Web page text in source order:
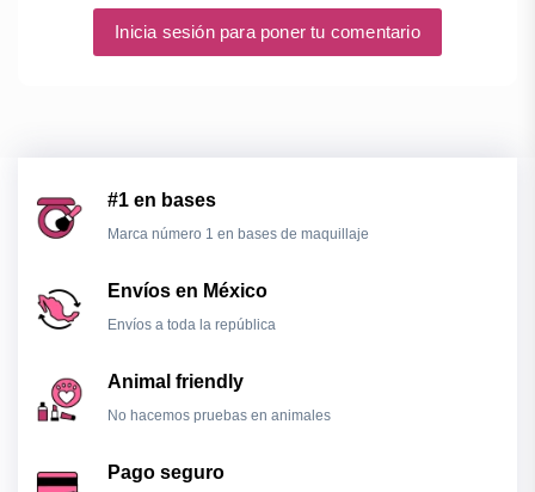
Inicia sesión para poner tu comentario
#1 en bases
Marca número 1 en bases de maquillaje
Envíos en México
Envíos a toda la república
Animal friendly
No hacemos pruebas en animales
Pago seguro